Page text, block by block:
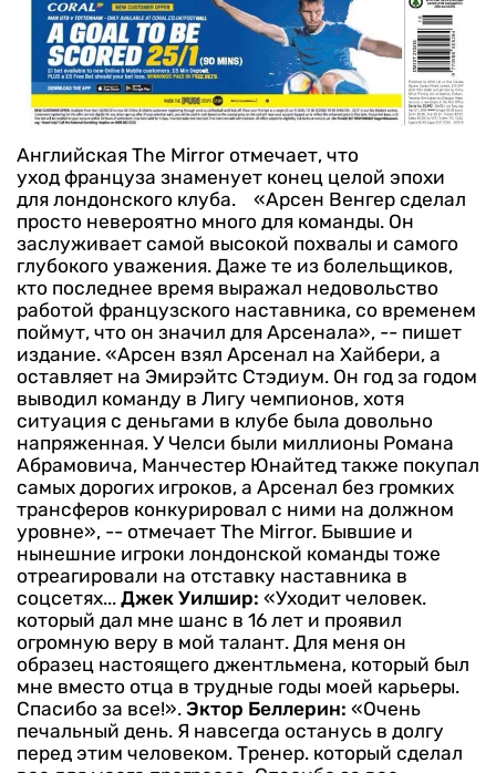
Английская The Mirror отмечает, что
уход француза знаменует конец целой эпохи
для лондонского клуба.
«Арсен Венгер сделал
просто невероятно много для команды. Он
заслуживает самой высокой похвалы и самого
глубокого уважения. Даже те из болельщиков,
кто последнее время выражал недовольство
работой французского наставника, со временем
поймут, что он значил для Арсенала», -- пишет
издание. «Арсен взял Арсенал на Хайбери, а
оставляет на Эмирэйтс Стэдиум. Он год за годом
выводил команду в Лигу чемпионов, хотя
ситуация с деньгами в клубе была довольно
напряженная. У Челси были миллионы Романа
Абрамовича, Манчестер Юнайтед также покупал
самых дорогих игроков, а Арсенал без громких
трансферов конкурировал с ними на должном
уровне», -- отмечает The Mirror. Бывшие и
нынешние игроки лондонской команды тоже
отреагировали на отставку наставника в
соцсетях... Джек Уилшир: «Уходит человек.
который дал мне шанс в 16 лет и проявил
огромную веру в мой талант. Для меня он
образец настоящего джентльмена, который был
мне вместо отца в трудные годы моей карьеры.
Спасибо за все!». Эктор Беллерин: «Очень
печальный день. Я навсегда останусь в долгу
перед этим человеком. Тренер. который сделал